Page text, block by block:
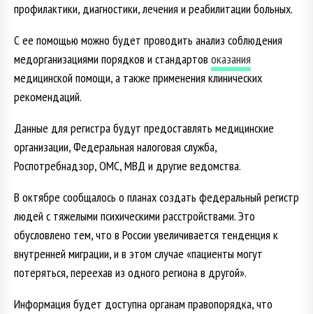
профилактики, диагностики, лечения и реабилитации больных.
С ее помощью можно будет проводить анализ соблюдения
медорганизациями порядков и стандартов оказания
медицинской помощи, а также применения клинических
рекомендаций.
Данные для регистра будут предоставлять медицинские
организации, Федеральная налоговая служба,
Роспотребнадзор, ОМС, МВД и другие ведомства.
В октябре сообщалось о планах создать федеральный регистр
людей с тяжелыми психическими расстройствами. Это
обусловлено тем, что в России увеличивается тенденция к
внутренней миграции, и в этом случае «пациенты могут
потеряться, переехав из одного региона в другой».
Информация будет доступна органам правопорядка, что